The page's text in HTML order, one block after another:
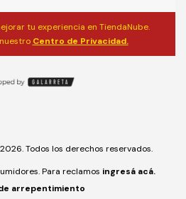
tu experiencia en TiendaNube.
Centro de Privacidad.
Todos los derechos reservados.
Para reclamos ingresá acá.
arrepentimiento